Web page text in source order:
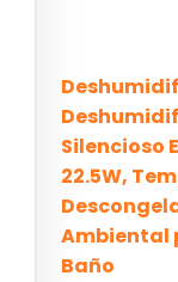
Silencioso
22.5W,
Ambiental
Baño